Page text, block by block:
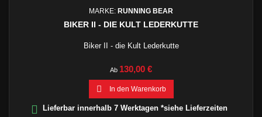
MARKE: RUNNING BEAR
BIKER II - DIE KULT LEDERKUTTE
Biker II - die Kult Lederkutte
Ab Preis
130,00 €
 In den Warenkorb
 Lieferbar innerhalb 7 Werktagen *siehe Lieferzeiten